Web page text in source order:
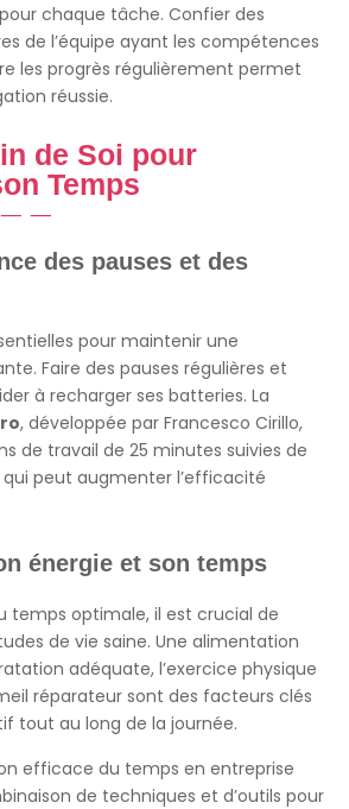
chaque tâche. Confier des
de l’équipe ayant les compétences
les progrès régulièrement permet
réussie.
de Soi pour
Temps
des pauses et des
pour maintenir une
Faire des pauses régulières et
à recharger ses batteries. La
, développée par Francesco Cirillo,
de travail de 25 minutes suivies de
peut augmenter l’efficacité
énergie et son temps
temps optimale, il est crucial de
de vie saine. Une alimentation
adéquate, l’exercice physique
réparateur sont des facteurs clés
tout au long de la journée.
efficace du temps en entreprise
de techniques et d’outils pour